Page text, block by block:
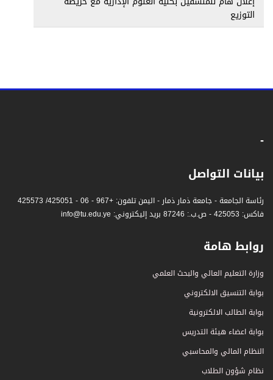
التوزيع
-
بيانات التواصل
رئاسة الجامعة - جامعة ذمار ذمار - اليمن تلفون: +967 - 06 - 425051/ 425573
فاكس: 425053 - ص.ب.: 87246 بريد إليكتروني: info@tu.edu.ye
روابط هامة
وزارة التعليم العالي والبحث العلمي
بوابة التنسيق الالكتروني
بوابة الطالب الالكترونية
بوابة اعضاء هيئة التدريس
النظام المالي والمحاسبي
نظام شؤون الطلاب